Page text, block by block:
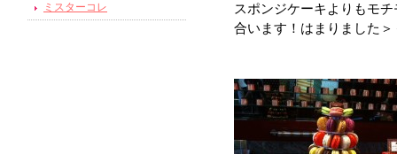
スポンジケーキよりもモ
合います！はまりました＞
ミスターコレ